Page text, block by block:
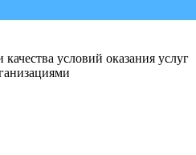
условий оказания услуг